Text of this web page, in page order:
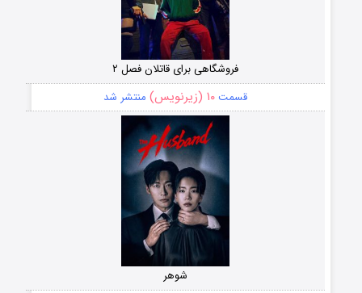
فروشگاهی برای قاتلان فصل ۲
قسمت۱۰ (زیرنویس) منتشر شد
شوهر